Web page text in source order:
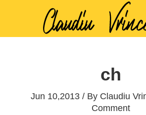
ch
Jun 10,2013 / By Claudiu
Comment